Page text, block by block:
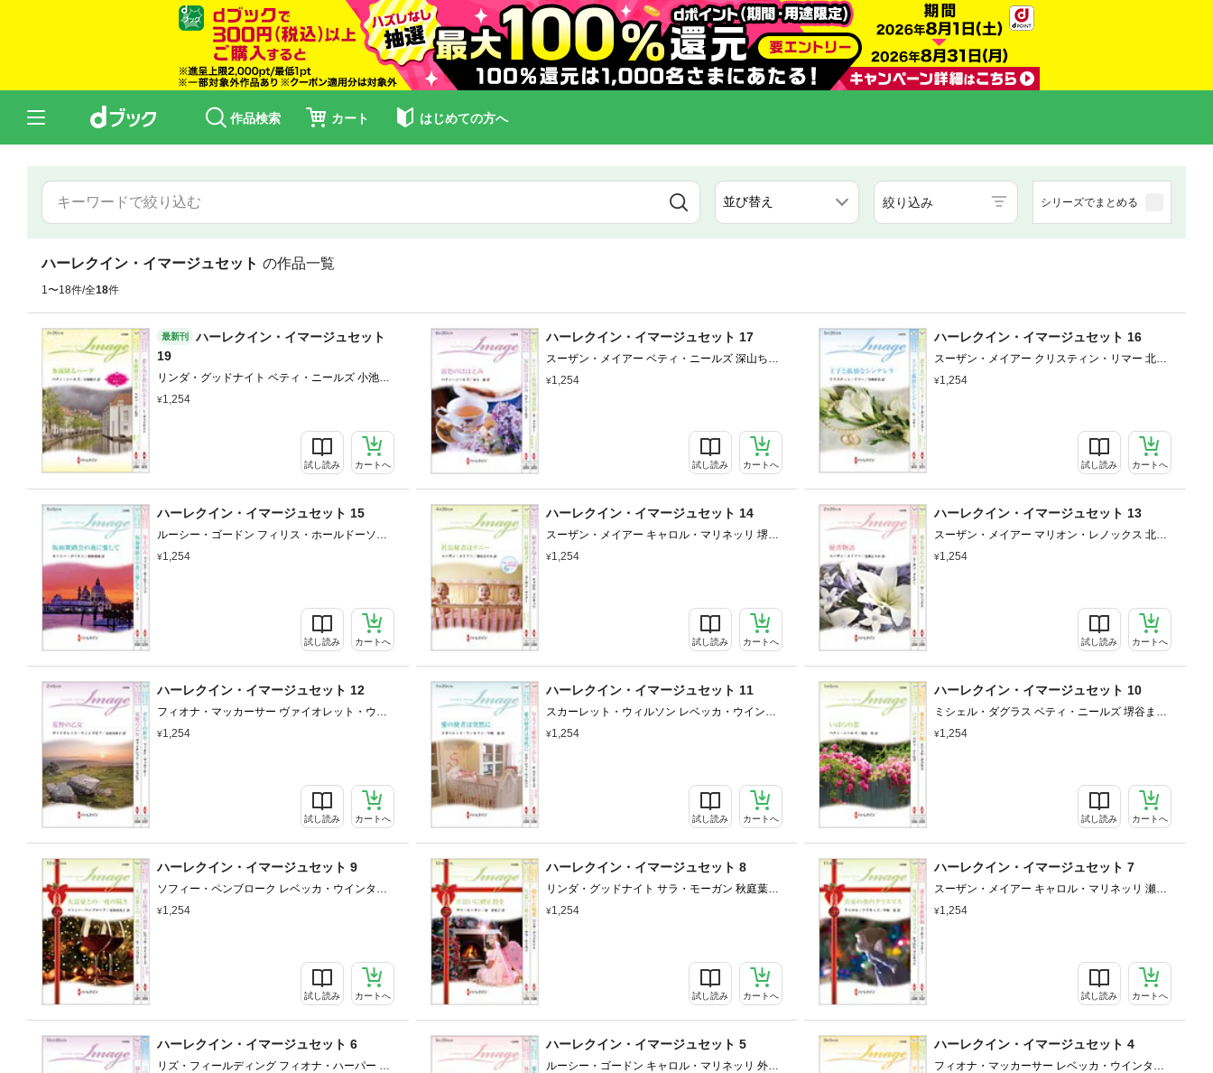
作品検索 カート はじめての方へ
絞り込み シリーズでまとめる
ハーレクイン・イマージュセット の作品一覧
1〜18件/全18件
最新刊
ハーレクイン・イマージュセット
19
リンダ・グッドナイト ベティ・ニールズ 小池桂
小林節子
1,254
試し読み カートへ
ハーレクイン・イマージュセット 17
スーザン・メイアー ベティ・ニールズ 深山ちひ
ろ 水月遙
1,254
試し読み カートへ
ハーレクイン・イマージュセット 16
スーザン・メイアー クリスティン・リマー 北園
えりか 宮崎亜美
1,254
試し読み カートへ
ハーレクイン・イマージュセット 15
ルーシー・ゴードン フィリス・ホールドーソン
秋庭葉瑠 庭植奈穂子
1,254
試し読み カートへ
ハーレクイン・イマージュセット 14
スーザン・メイアー キャロル・マリネッリ 堺谷
ますみ 杉本ユミ
1,254
試し読み カートへ
ハーレクイン・イマージュセット 13
スーザン・メイアー マリオン・レノックス 北園
えりか 庭植奈穂子
1,254
試し読み カートへ
ハーレクイン・イマージュセット 12
フィオナ・マッカーサー ヴァイオレット・ウィ
ンズピア 宇丹貴代実 長田乃莉子
1,254
試し読み カートへ
ハーレクイン・イマージュセット 11
スカーレット・ウィルソン レベッカ・ウインタ
ーズ 中野恵 氏家真智子
1,254
試し読み カートへ
ハーレクイン・イマージュセット 10
ミシェル・ダグラス ベティ・ニールズ 堺谷ます
み 深山咲
1,254
試し読み カートへ
ハーレクイン・イマージュセット 9
ソフィー・ペンブローク レベッカ・ウインター
ズ 清水由貴子 小林ルミ子
1,254
試し読み カートへ
ハーレクイン・イマージュセット 8
リンダ・グッドナイト サラ・モーガン 秋庭葉瑠
森香夏子
1,254
試し読み カートへ
ハーレクイン・イマージュセット 7
スーザン・メイアー キャロル・マリネッリ 瀬野
莉子 中野恵
1,254
試し読み カートへ
ハーレクイン・イマージュセット 6
リズ・フィールディング フィオナ・ハーパー 後
ハーレクイン・イマージュセット 5
ルーシー・ゴードン キャロル・マリネッリ 外山
ハーレクイン・イマージュセット 4
フィオナ・マッカーサー レベッカ・ウインター